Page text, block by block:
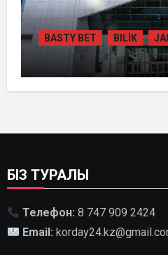
BASTY BET BILİK
ҚАЗАҚСТАНДА
БІЗ ТУРАЛЫ
Телефон: 8 747 909 2424
Email: